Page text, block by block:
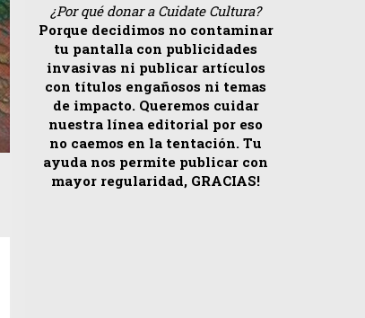
¿Por qué donar a Cuidate Cultura?
Porque decidimos no contaminar
tu pantalla con publicidades
invasivas ni publicar artículos
con títulos engañosos ni temas
de impacto. Queremos cuidar
nuestra línea editorial por eso
no caemos en la tentación. Tu
ayuda nos permite publicar con
mayor regularidad, GRACIAS!